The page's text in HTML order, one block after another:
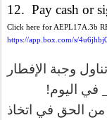
12. Pay cash or
Click here for AEPL17A.3b
https://app.box.com/s/
تناول وجبة
الإفطار
في اليوم!
من الحق في اتخاذ